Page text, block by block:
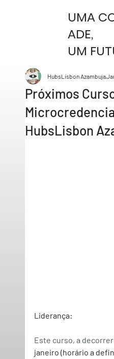
UMA
ADE,
UM
Próximos
HubsLisbon
HubsLisbon Azambuja
Liderança:
Este curso, a
janeiro (horário a